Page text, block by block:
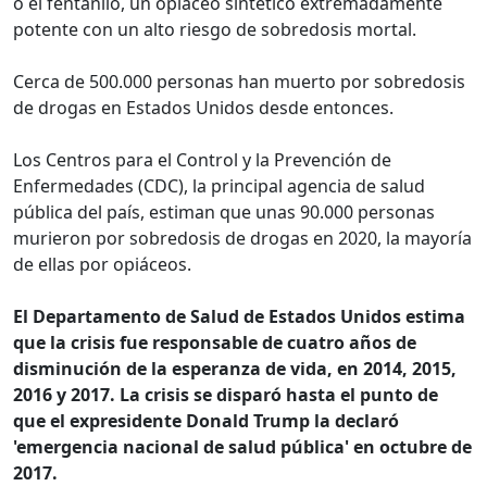
potente con un alto riesgo de sobredosis mortal.
Cerca de 500.000 personas han muerto por sobredosis
de drogas en Estados Unidos desde entonces.
Los Centros para el Control y la Prevención de
Enfermedades (CDC), la principal agencia de salud
pública del país, estiman que unas 90.000 personas
murieron por sobredosis de drogas en 2020, la mayoría
de ellas por opiáceos.
El Departamento de Salud de Estados Unidos estima
que la crisis fue responsable de cuatro años de
disminución de la esperanza de vida, en 2014, 2015,
2016 y 2017. La crisis se disparó hasta el punto de
que el expresidente Donald Trump la declaró
'emergencia nacional de salud pública' en octubre de
2017.